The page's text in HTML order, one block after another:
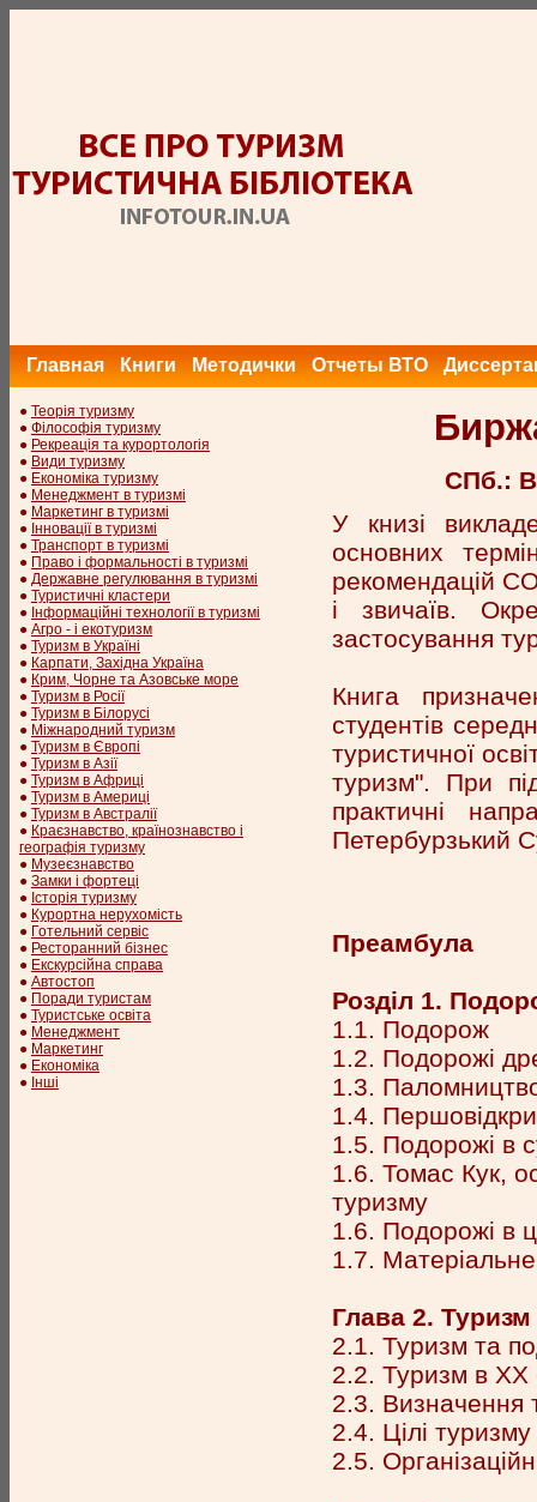
Главная Книги Методички Отчеты ВТО
● Теорія туризму
● Філософія туризму
● Рекреація та курортологія
● Види туризму
● Економіка туризму
● Менеджмент в туризмі
● Маркетинг в туризмі
● Інновації в туризмі
● Транспорт в туризмі
● Право і формальності в туризмі
● Державне регулювання в туризмі
● Туристичні кластери
● Інформаційні технології в туризмі
● Агро - і екотуризм
● Туризм в Україні
● Карпати, Західна Україна
● Крим, Чорне та Азовське море
● Туризм в Росії
● Туризм в Білорусі
● Міжнародний туризм
● Туризм в Європі
● Туризм в Азії
● Туризм в Африці
● Туризм в Америці
● Туризм в Австралії
● Краєзнавство, країнознавство і
географія туризму
● Музеєзнавство
● Замки і фортеці
● Історія туризму
● Курортна нерухомість
● Готельний сервіс
● Ресторанний бізнес
● Екскурсійна справа
● Автостоп
● Поради туристам
● Туристське освіта
● Менеджмент
● Маркетинг
● Економіка
● Інші
СПб.:
У книзі
основних
рекомендацій
і звичаїв.
застосування
Книга
студентів
туристичної
туризм". При
практичні
Петербурзький
Преамбула
Розділ 1.
1.1. Подорож
1.2. Подорожі
1.3.
1.4.
1.5. Подорожі в
1.6. Томас Кук,
туризму
1.6. Подорожі в
1.7.
Глава 2. Туризм
2.1. Туризм та
2.2. Туризм в XX
2.3. Визначення
2.4. Цілі туризму
2.5.